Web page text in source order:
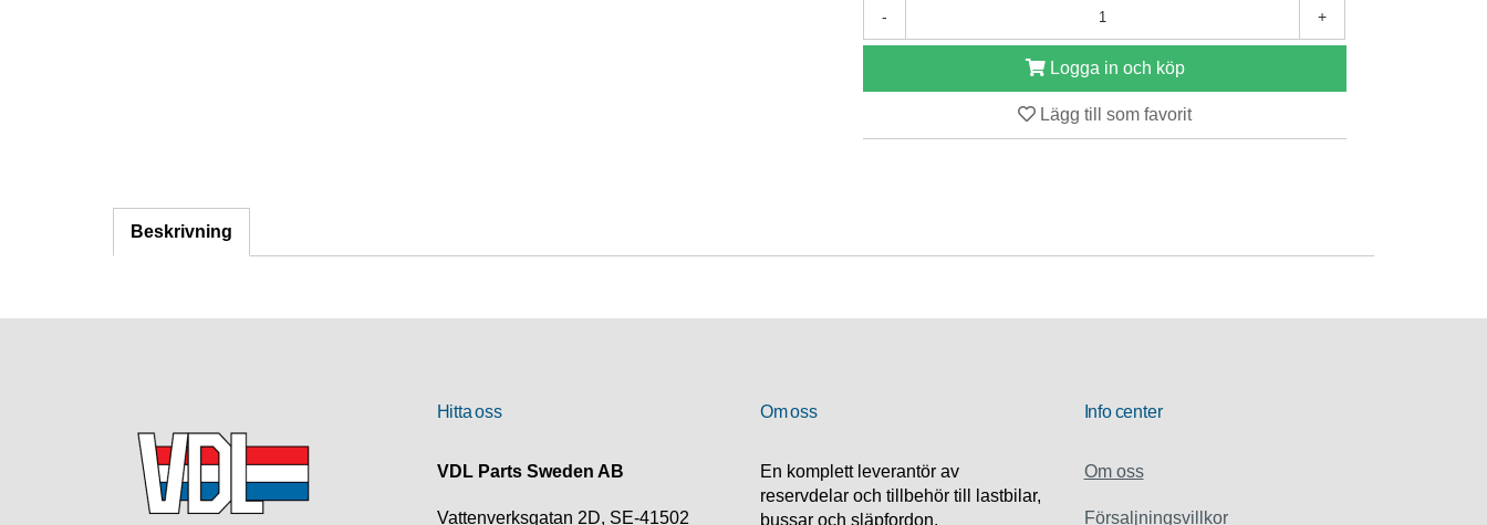
- +
Logga in och köp
Lägg till som favorit
Beskrivning
Hitta oss
VDL Parts Sweden AB
Vattenverksgatan 2D, SE-41502
Om oss
En komplett leverantör av
reservdelar och tillbehör till lastbilar,
bussar och släpfordon.
Info center
Om oss
Försaljningsvillkor